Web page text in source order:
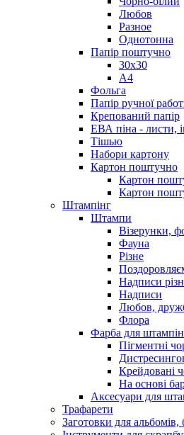
Любов
Разное
Однотонна
Папір поштучно
30х30
А4
Фольга
Папір ручної
Крепований папір
ЕВА піна - листи,
Тішью
Набори картону
Картон поштучно
Картон
Картон
Штампінг
Штампи
Візерунки,
Фауна
Різне
Надписи
Надписи
Любов,
Флора
Фарба для
Пігментні
Крейдовані
На основі
Аксесуари для
Трафарети
Заготовки для альбомів,